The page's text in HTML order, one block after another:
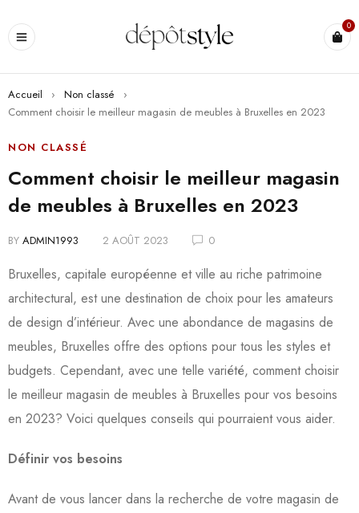
0
Accueil › Non classé
›
Comment choisir le meilleur magasin de meubles à Bruxelles en 2023
NON CLASSÉ
Comment choisir le meilleur magasin
de meubles à Bruxelles en 2023
BY ADMIN1993 2 AOÛT 2023 0
Bruxelles, capitale européenne et ville au riche patrimoine
architectural, est une destination de choix pour les amateurs
de design d’intérieur. Avec une abondance de magasins de
meubles, Bruxelles offre des options pour tous les styles et
budgets. Cependant, avec une telle variété, comment choisir
le meilleur magasin de meubles à Bruxelles pour vos besoins
en 2023? Voici quelques conseils qui pourraient vous aider.
Définir vos besoins
Avant de vous lancer dans la recherche de votre magasin de